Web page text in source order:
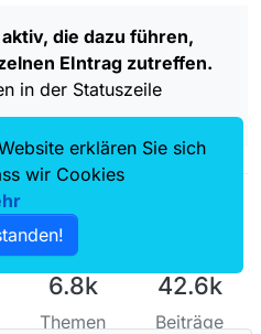
die dazu führen,
EIntrag zutreffen.
in der Statuszeile
6.8k
Themen
42.6k
Beiträge
erklären Sie sich
wir Cookies